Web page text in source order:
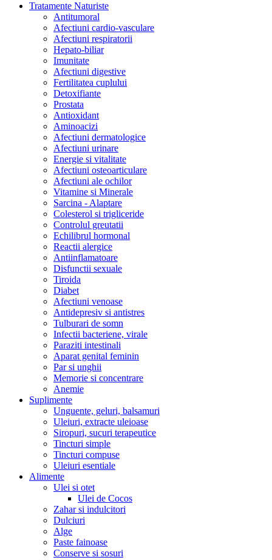
Tratamente Naturiste
Antitumoral
Afectiuni cardio-vasculare
Afectiuni respiratorii
Hepato-biliar
Imunitate
Afectiuni digestive
Fertilitatea cuplului
Detoxifiante
Prostata
Antioxidant
Aminoacizi
Afectiuni dermatologice
Afectiuni urinare
Energie si vitalitate
Afectiuni osteoarticulare
Afectiuni ale ochilor
Vitamine si Minerale
Sarcina - Alaptare
Colesterol si trigliceride
Controlul greutatii
Echilibrul hormonal
Reactii alergice
Antiinflamatoare
Disfunctii sexuale
Tiroida
Diabet
Afectiuni venoase
Antidepresiv si antistres
Tulburari de somn
Infectii bacteriene, virale
Paraziti intestinali
Aparat genital feminin
Par si unghii
Memorie si concentrare
Anemie
Suplimente
Unguente, geluri, balsamuri
Uleiuri, extracte uleioase
Siropuri, sucuri terapeutice
Tincturi simple
Tincturi compuse
Uleiuri esentiale
Alimente
Ulei si otet
Ulei de Cocos
Zahar si indulcitori
Dulciuri
Alge
Paste fainoase
Conserve si sosuri